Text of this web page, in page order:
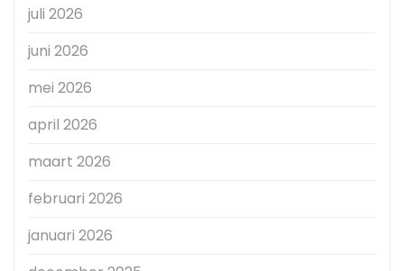
juli 2026
juni 2026
mei 2026
april 2026
maart 2026
februari 2026
januari 2026